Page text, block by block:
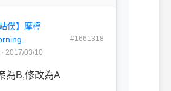
站僕】摩檸
· 2017/03/10
#1661318
為B,修改為A